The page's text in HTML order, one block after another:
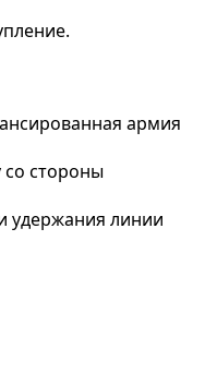
армия
со стороны
удержания линии